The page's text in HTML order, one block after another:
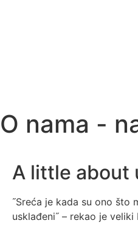
O nama -
A little about
˝Sreća je kada su ono što
usklađeni˝ – rekao je veliki